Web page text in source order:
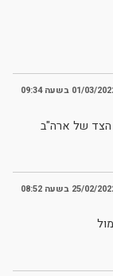
03/2022 בשעה 09:34
הצד של ארה"ב
02/2022 בשעה 08:52